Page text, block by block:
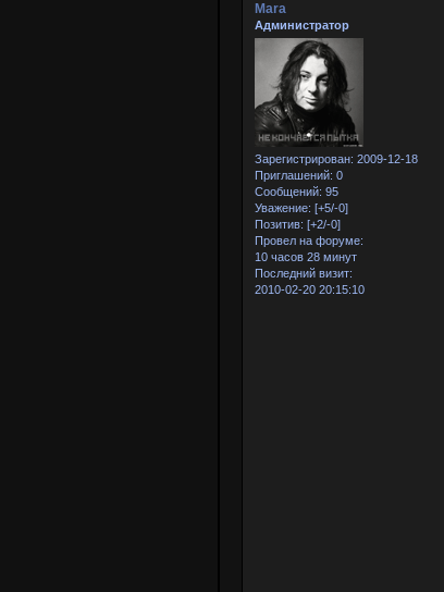
Mara
Администратор
Зарегистрирован: 2009-12-18
Приглашений: 0
Сообщений: 95
Уважение: [+5/-0]
Позитив: [+2/-0]
Провел на форуме:
10 часов 28 минут
Последний визит:
2010-02-20 20:15:10